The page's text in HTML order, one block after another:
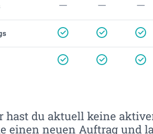
du aktuell keine
einen neuen Auftrag und